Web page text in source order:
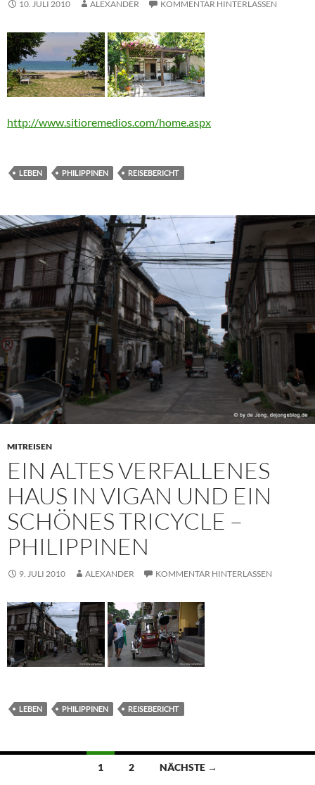
10. JULI 2010 ALEXANDER KOMMENTAR HINTERLASSEN
http://www.sitioremedios.com/home.aspx
LEBEN PHILIPPINEN REISEBERICHT
MITREISEN
EIN ALTES VERFALLENES
HAUS IN VIGAN UND EIN
SCHÖNES TRICYCLE –
PHILIPPINEN
9. JULI 2010 ALEXANDER KOMMENTAR HINTERLASSEN
LEBEN PHILIPPINEN REISEBERICHT
Beitragsnavigation
1 2 NÄCHSTE →